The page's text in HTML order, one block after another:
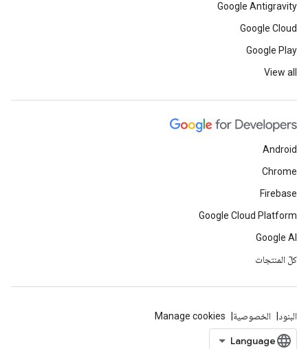
Google Antigravity
Google Cloud
Google Play
View all
Android
Chrome
Firebase
Google Cloud Platform
Google AI
كلّ المنتجات
البنود الخصوصية Manage cookies